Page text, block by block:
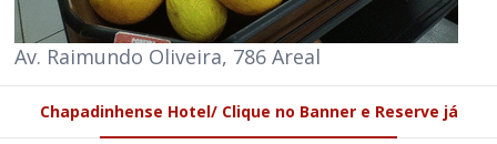
Av. Raimundo Oliveira, 786 Areal
Chapadinhense Hotel/ Clique no Banner e Reserve já